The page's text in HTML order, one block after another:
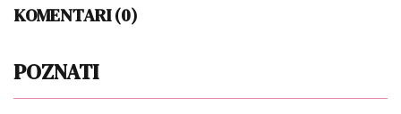
KOMENTARI (0)
POZNATI